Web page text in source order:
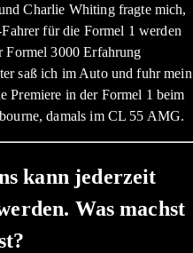
Charlie Whiting fragte mich,
für die Formel 1 werden
Formel 3000 Erfahrung
saß ich im Auto und fuhr mein
Premiere in der Formel 1 beim
damals im CL 55 AMG.
kann jederzeit
Was machst